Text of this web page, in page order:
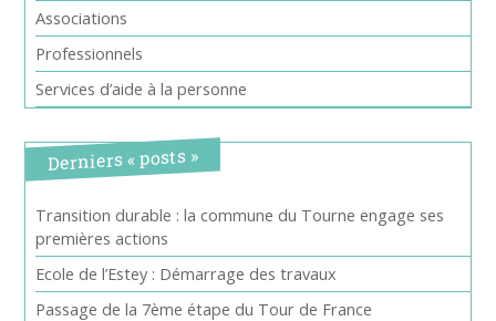
Associations
Professionnels
Services d’aide à la personne
Derniers « posts »
Transition durable : la commune du Tourne engage ses
premières actions
Ecole de l’Estey : Démarrage des travaux
Passage de la 7ème étape du Tour de France